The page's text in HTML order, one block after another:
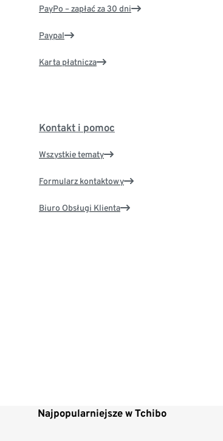
PayPo – zapłać za 30 dni
Paypal
Karta płatnicza
Kontakt i pomoc
Wszystkie tematy
Formularz kontaktowy
Biuro Obsługi Klienta
Najpopularniejsze w Tchibo